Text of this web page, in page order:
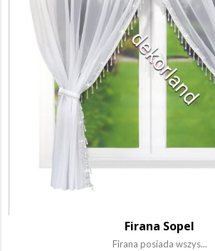
Firana Sopel
Firana posiada wszys...